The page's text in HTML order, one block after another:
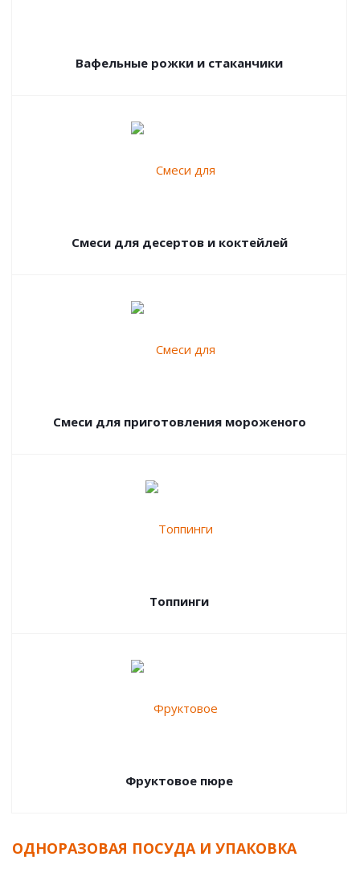
Вафельные рожки и стаканчики
Смеси для десертов и коктейлей
Смеси для приготовления мороженого
Топпинги
Фруктовое пюре
ОДНОРАЗОВАЯ ПОСУДА И УПАКОВКА